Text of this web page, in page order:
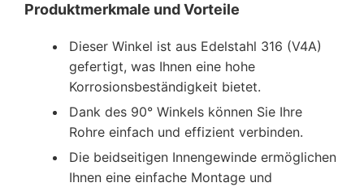
Produktmerkmale und Vorteile
Dieser Winkel ist aus Edelstahl 316 (V4A)
gefertigt, was Ihnen eine hohe
Korrosionsbeständigkeit bietet.
Dank des 90° Winkels können Sie Ihre
Rohre einfach und effizient verbinden.
Die beidseitigen Innengewinde ermöglichen
Ihnen eine einfache Montage und